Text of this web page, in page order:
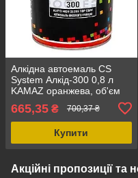
Алкідна автоемаль CS
System Алкід-300 0,8 л
KAMAZ оранжева, об'єм
800 мл, однокомпонентна
алкідна фарба
665,35 ₴ 700,37 ₴
Купити
Акційні пропозиції та